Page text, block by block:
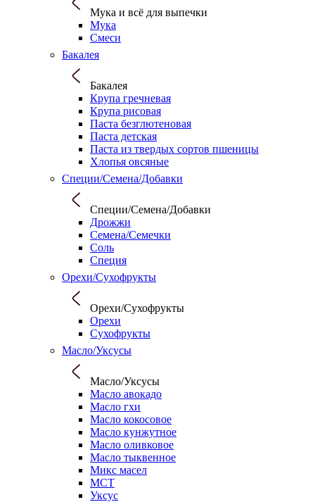
Мука и всё для выпечки
Мука
Смеси
Бакалея
Бакалея
Крупа гречневая
Крупа рисовая
Паста безглютеновая
Паста детская
Паста из твердых сортов пшеницы
Хлопья овсяные
Специи/Семена/Добавки
Специи/Семена/Добавки
Дрожжи
Семена/Семечки
Соль
Специя
Орехи/Сухофрукты
Орехи/Сухофрукты
Орехи
Сухофрукты
Масло/Уксусы
Масло/Уксусы
Масло авокадо
Масло гхи
Масло кокосовое
Масло кунжутное
Масло оливковое
Масло тыквенное
Микс масел
МСТ
Уксус